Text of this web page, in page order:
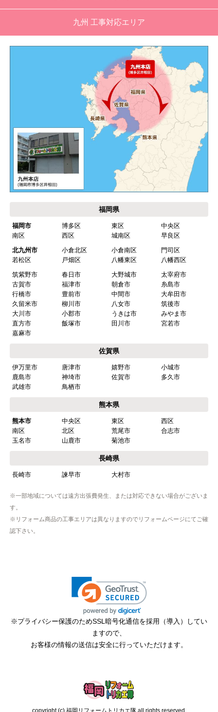
工事業者からの連絡は電話かメールとなっていた
が、登録したメールアドレスではなく、ショート
メールだとは知らず、確認できなかった。
エアコンが２００V対応型だが、同じ２００Vでも
業務用なのでコンセントの形状が違い、途中で工
事業者が買いに行く始末。注文時に形状の確認も
別の部屋もお願いしたいと考えていたが、少々不
安があり要検討。
akagenoane さん
2026年4月18日 21:30
欲しい商品をスムーズに注文できましたか？
ショップからの連絡や対応は適切でしたか？
はい
予定の期日までに商品が届きましたか？
商品の梱包は必要十分なものでしたか？
またこのショップを利用したいですか？
文時期】2026年03月頃（モバイルから）
商品価格がお手頃だった
【注文からどのくらいで届きましたか？】
忘れました
【その他感想・コメント】
工事は土曜日に申し込んだが、
たので、仕事を1日休まなければならなかった。
ショップからの連絡や対応は適切でしたか？
予定の期日までに商品が届きましたか？
またこのショップを利用したいですか？
九州 工事対応エリア
福岡県
福岡市 博多区 東区
中央区
南区
西区 城南区
早良区
北九州市
小倉北区 小倉南区
門司区
若松区
戸畑区 八幡東区
八幡西区
筑紫野市
春日市 大野城市
太宰府市
古賀市
福津市 朝倉市
糸島市
行橋市
豊前市 中間市
大牟田市
久留米市
柳川市 八女市
筑後市
大川市
小郡市 うきは市
みやま市
直方市
飯塚市 田川市
宮若市
嘉麻市
佐賀県
伊万里市 唐津市 嬉野市
小城市
鹿島市
神埼市 佐賀市
多久市
武雄市
鳥栖市
熊本県
熊本市 中央区 東区
西区
南区
北区 荒尾市
合志市
玉名市
山鹿市 菊池市
長崎県
長崎市 諫早市 大村市
※一部地域については遠方出張費発生、または対応できない場合がございま
す。
※リフォーム商品の工事エリアは異なりますのでリフォームページにてご確
認下さい。
※プライバシー保護のためSSL暗号化通信を採用（導入）してい
ますので、
お客様の情報の送信は安全に行っていただけます。